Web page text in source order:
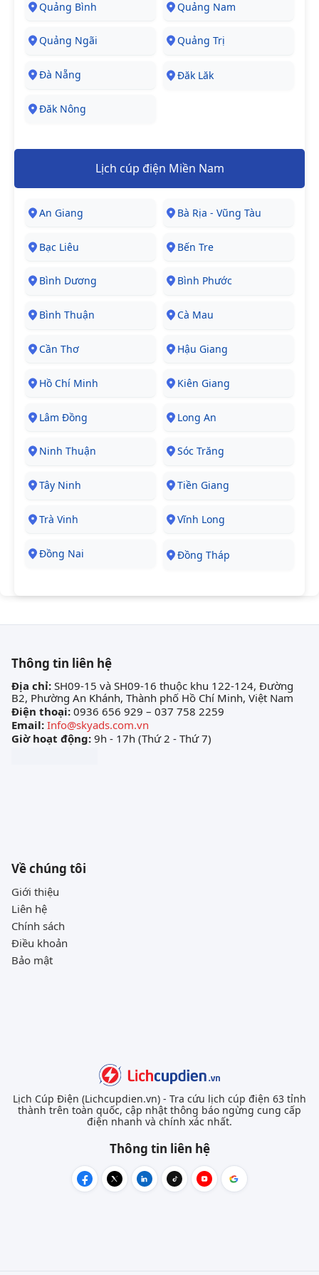
Quảng Bình Quảng Nam
Quảng Ngãi Quảng Trị
Đà Nẵng Đăk Lăk
Đăk Nông
Lịch cúp điện Miền Nam
An Giang Bà Rịa - Vũng Tàu
Bạc Liêu Bến Tre
Bình Dương Bình Phước
Bình Thuận Cà Mau
Cần Thơ Hậu Giang
Hồ Chí Minh Kiên Giang
Lâm Đồng Long An
Ninh Thuận Sóc Trăng
Tây Ninh Tiền Giang
Trà Vinh Vĩnh Long
Đồng Nai Đồng Tháp
Thông tin liên hệ
Địa chỉ: SH09-15 và SH09-16 thuộc khu 122-124, Đường
B2, Phường An Khánh, Thành phố Hồ Chí Minh, Việt Nam
Điện thoại: 0936 656 929 – 037 758 2259
Email: Info@skyads.com.vn
Giờ hoạt động: 9h - 17h (Thứ 2 - Thứ 7)
Về chúng tôi
Giới thiệu
Liên hệ
Chính sách
Điều khoản
Bảo mật
Lịch Cúp Điện (Lichcupdien.vn) - Tra cứu lịch cúp điện 63 tỉnh
thành trên toàn quốc, cập nhật thông báo ngừng cung cấp
điện nhanh và chính xác nhất.
Thông tin liên hệ